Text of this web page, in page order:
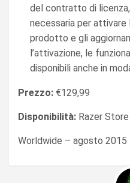
del contratto di
necessaria per
prodotto e gli
l’attivazione, le
disponibili anche in
Prezzo: €129,99
Disponibilità: Razer
Worldwide – agosto 2015